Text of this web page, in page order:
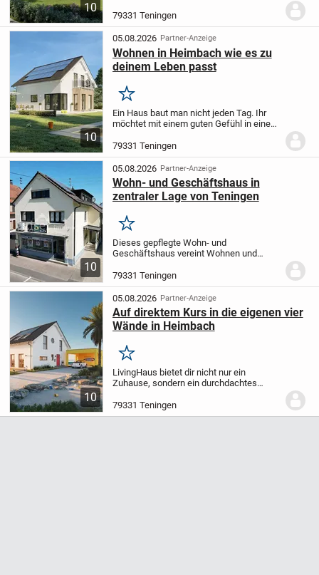
10
euch, wenn euch der erste Eindruck
schon mal gefällt. Ich freue mich, euch
bald...
79331 Teningen
10
05.08.2026 Partner-Anzeige
Wohnen in Heimbach wie es zu
deinem Leben passt
Merken
Ein Haus baut man nicht jeden Tag. Ihr
möchtet mit einem guten Gefühl in eine
euch einen Moment Zeit und lest die
folgenden Zeilen. Wenn euch das
Konzept überzeugt,...
79331 Teningen
10
05.08.2026 Partner-Anzeige
Wohn- und Geschäftshaus in
zentraler Lage von Teningen
Merken
Dieses gepflegte Wohn- und
Geschäftshaus vereint Wohnen und
Kapitalanlegern sowie Eigennutzern
vielfältige Nutzungsmöglichkeiten. Das
Vorderhaus wurde ca. 1958 in...
79331 Teningen
10
05.08.2026 Partner-Anzeige
Auf direktem Kurs in die eigenen vier
Wände in Heimbach
Merken
LivingHaus bietet dir nicht nur ein
Zuhause, sondern ein durchdachtes
gerecht wird. Mit der Traumküche von
LivingHaus erhältst du eine
79331 Teningen